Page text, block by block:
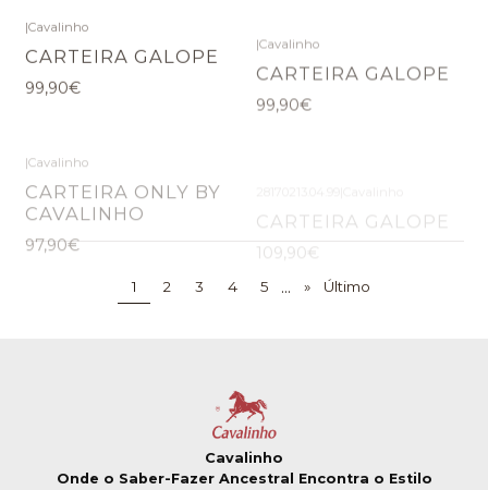
CARTEIRA GALOPE
99,90€
CARTEIRA GALOPE
99,90€
|Cavalinho
97,90€
28170213.04.99
1 2 3 4 5 ... » Último
Cavalinho
Onde o Saber-Fazer Ancestral Encontra o Estilo